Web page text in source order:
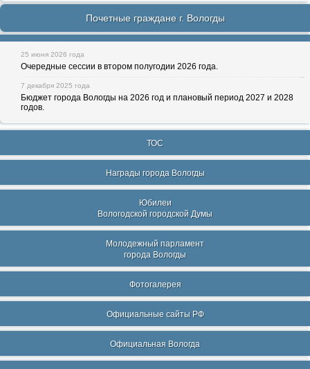
Почетные граждане г. Вологды
25 июня 2026 года
Очередные сессии в втором полугодии 2026 года.
7 декабря 2025 года
Бюджет города Вологды на 2026 год и плановый период 2027 и 2028
годов.
ТОС
Награды города Вологды
Юбилеи
Вологодской городской Думы
Молодежный парламент
города Вологды
Фотогалерея
Официальные сайты РФ
Официальная Вологда